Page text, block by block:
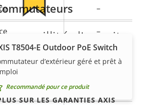
Valeur de
la
propriété
–
–
pour
T8504-E Outdoor PoE Switch
d’extérieur géré et prêt à
Recommandé pour ce produit
d'esprit
3 ans offre la propriété sans
de contrôler les coûts.
SUR LES GARANTIES AXIS